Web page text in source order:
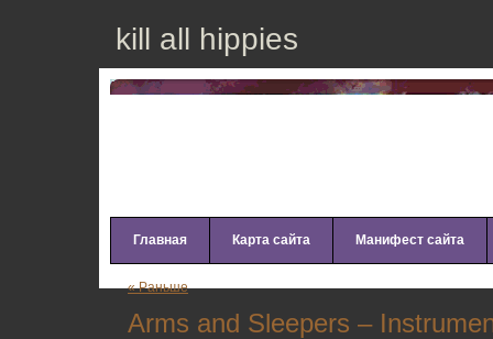
kill all hippies
Главная Карта сайта Манифест сайта
« Раньше
Аrms аnd Slеереrs –